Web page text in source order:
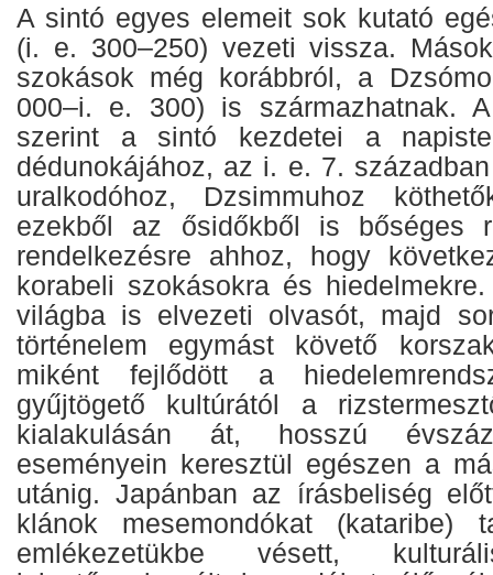
A sintó egyes elemeit sok kutató
(i. e. 300–250) vezeti vissza.
szokások még korábbról, a
000–i. e. 300) is származhatnak.
szerint a sintó kezdetei a
dédunokájához, az i. e. 7.
uralkodóhoz, Dzsimmuhoz
ezekből az ősidőkből is bőséges
rendelkezésre ahhoz, hogy
korabeli szokásokra és
világba is elvezeti olvasót, majd
történelem egymást követő
miként fejlődött a
gyűjtögető kultúrától a
kialakulásán át, hosszú
eseményein keresztül egészen a
utánig. Japánban az írásbeliség
klánok mesemondókat (kataribe)
emlékezetükbe vésett,